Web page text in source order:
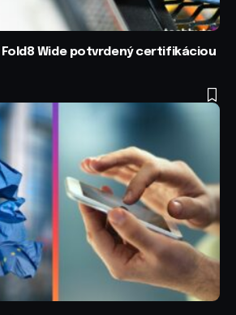
Fold8 Wide potvrdený certifikáciou